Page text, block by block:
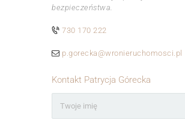
bezpieczeństwa.
730 170 222
p.gorecka@wronieruchomosci.pl
Kontakt Patrycja Górecka